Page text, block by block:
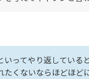
いってやり返している
たくないならほどほど